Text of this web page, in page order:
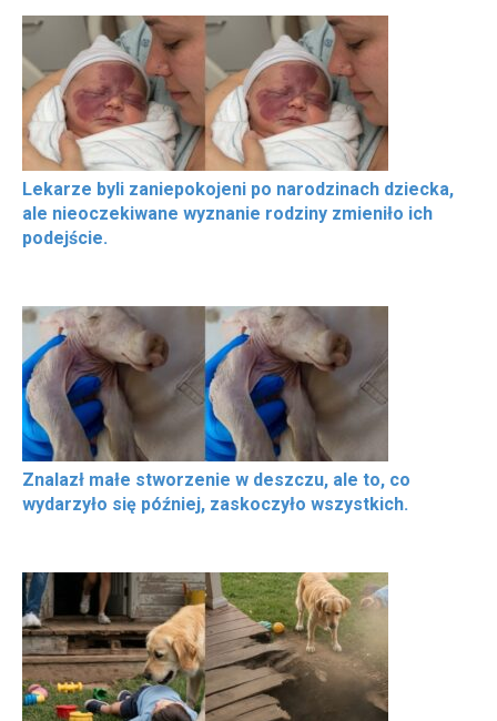
Lekarze byli zaniepokojeni po narodzinach dziecka,
ale nieoczekiwane wyznanie rodziny zmieniło ich
podejście.
Znalazł małe stworzenie w deszczu, ale to, co
wydarzyło się później, zaskoczyło wszystkich.